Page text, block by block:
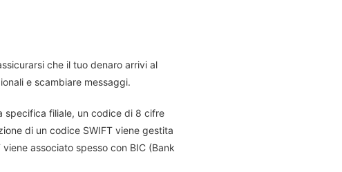
che il tuo denaro arrivi al
e scambiare messaggi.
specifica filiale, un codice di 8 cifre
di un codice SWIFT viene gestita
associato spesso con BIC (Bank